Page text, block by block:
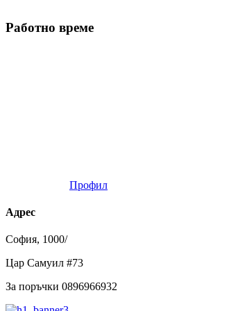
Работно време
Профил
Адрес
София, 1000/
Цар Самуил #73
За поръчки 0896966932